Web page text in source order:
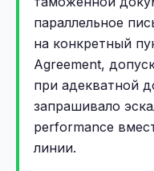
параллельное
на конкретный
Agreement,
при адекватной
запрашивало
performance
линии.